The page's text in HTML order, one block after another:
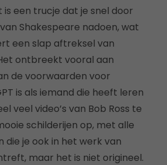
een trucje dat je snel door
Shakespeare nadoen, wat
een slap aftreksel van
ontbreekt vooral aan
de voorwaarden voor
is als iemand die heeft leren
veel video’s van Bob Ross te
schilderijen op, met alle
die je ook in het werk van
maar het is niet origineel.